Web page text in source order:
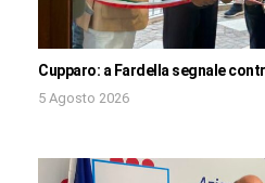
Cupparo: a Fardella segnale
5 Agosto 2026